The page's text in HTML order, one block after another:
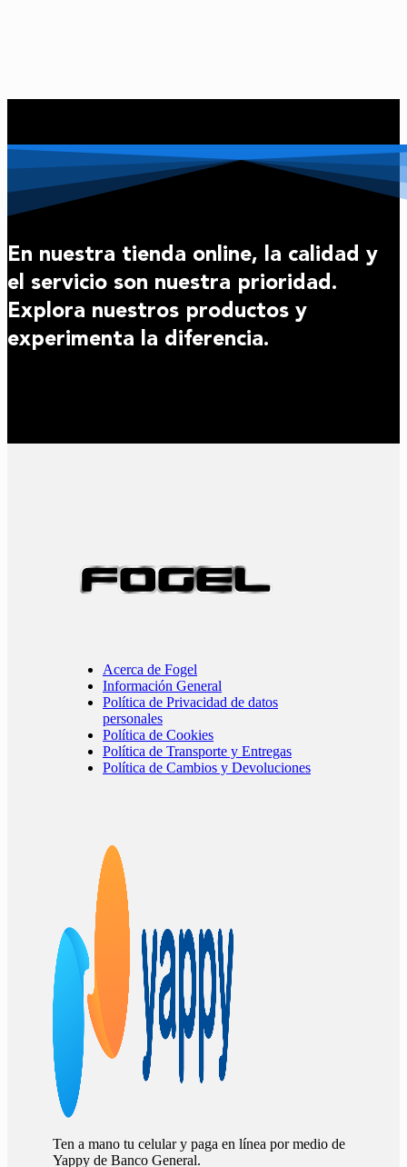
En nuestra tienda online, la calidad y
el servicio son nuestra prioridad.
Explora nuestros productos y
experimenta la diferencia.
Acerca de Fogel
Información General
Política de Privacidad de datos
personales
Política de Cookies
Política de Transporte y Entregas
Política de Cambios y Devoluciones
Ten a mano tu celular y paga en línea por medio de
Yappy de Banco General.